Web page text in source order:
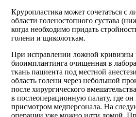
Круропластика может сочетаться с
области голеностопного сустава
когда необходимо придать
голени и щиколоткам.
При исправлении ложной кривизны
биоимплантинга очищенная в
ткань пациента под местной
область голени через небольшой
после хирургического
в послеоперационную палату, где он
присмотром медперсонала. На
операции уже можно идти домой.